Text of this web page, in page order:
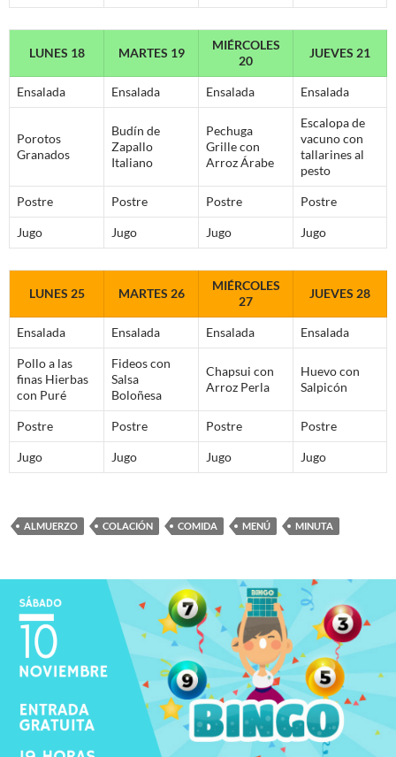
LUNES 18 MARTES 19
MIÉRCOLES
20
JUEVES 21
Ensalada Ensalada Ensalada Ensalada
Porotos
Granados
Budín de
Zapallo
Italiano
Pechuga
Grille con
Arroz Árabe
Escalopa de
vacuno con
tallarines al
pesto
Postre Postre Postre Postre
Jugo Jugo Jugo Jugo
LUNES 25 MARTES 26
MIÉRCOLES
27
JUEVES 28
Ensalada Ensalada Ensalada Ensalada
Pollo a las
finas Hierbas
con Puré
Fideos con
Salsa
Boloñesa
Chapsui con
Arroz Perla
Huevo con
Salpicón
Postre Postre Postre Postre
Jugo Jugo Jugo Jugo
ALMUERZO COLACIÓN COMIDA MENÚ MINUTA